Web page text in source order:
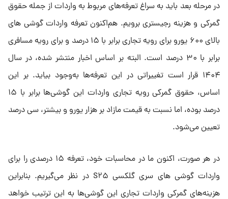
در مرحله بعد باید به سراغ تعرفه‌های مربوط به واردات از جمله حقوق
گمرکی و هزینه رجیستری برویم. هم‌اکنون تعرفه واردات گوشی های
بالای ۶۰۰ یورو برای رویه تجاری برابر با ۱۵ درصد و برای رویه مسافری
برابر با ۳۰ درصد است. البته بر اساس اخبار منتشر شده، در سال
۱۴۰۴ قرار است تغییراتی در این تعرفه‌ها به‌وجود بیاید. بر این
اساس، حقوق گمرکی رویه تجاری واردات این گوشی‌ها برابر با ۱۵
درصد بوده، اما نسبت به قیمت مازاد بر هزار یورو و بیشتر، سی درصد
تعیین می‌شود.
در هر صورت، اکنون ما در محاسبات خود، تعرفه ۱۵ درصدی را برای
واردات گوشی های سری گلکسی S۲۵ در نظر می‌گیریم. بنابراین
هزینه‌های گمرکی واردات تجاری این گوشی‌ها به این ترتیب خواهد